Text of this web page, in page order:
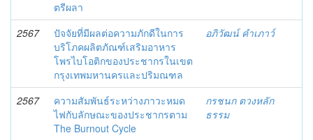
ตรีผลา
2567
ปัจจัยที่มีผลต่อความภักดีในการ
บริโภคผลิตภัณฑ์เสริมอาหาร
โพรไบโอติกของประชากรในเขต
กรุงเทพมหานครและปริมณฑล
อภิวัฒน์ คำเภาว์
2567
ความสัมพันธ์ระหว่างภาวะหมด
ไฟกับลักษณะของประชากรตาม
The Burnout Cycle
กรชนก ตวงหลัก
ธรรม